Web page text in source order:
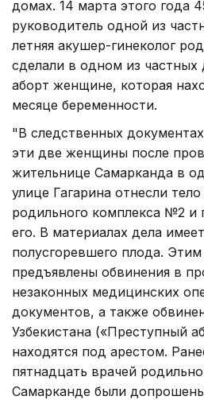
домах. 14 марта этого года
руководитель одной из
летняя акушер-гинеколог
сделали в одном из
аборт женщине, которая
месяце беременности.
"В следственных
эти две женщины после
жительнице Самарканда в
улице Гагарина отнесли
родильного комплекса №2 и
его. В материалах дела
полусгоревшего плода.
предъявлены обвинения в
незаконных медицинских
документов, а также
Узбекистана («Преступный
находятся под арестом.
пятнадцать врачей
Самарканде были